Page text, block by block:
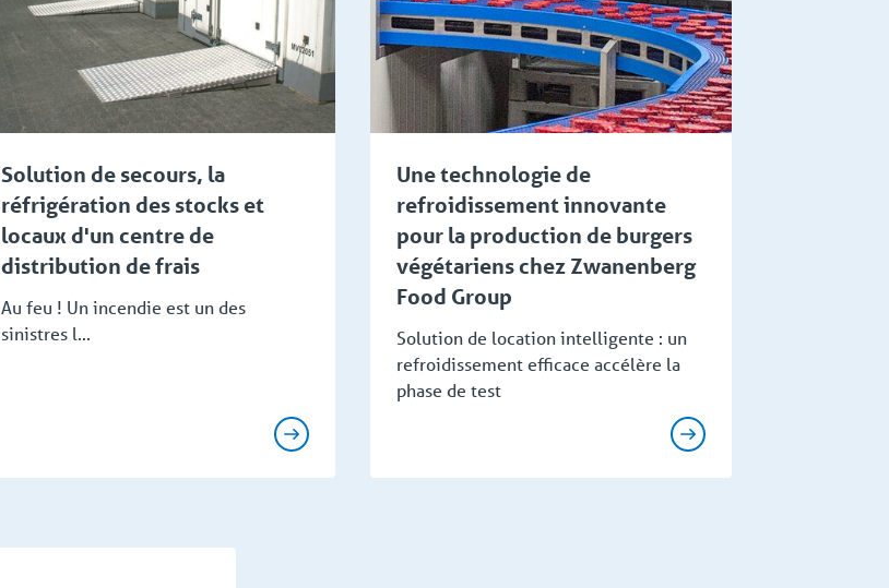
Solution de secours, la
réfrigération des stocks et
locaux d'un centre de
distribution de frais
Au feu ! Un incendie est un des
sinistres l...
Une technologie de
refroidissement innovante
pour la production de burgers
végétariens chez Zwanenberg
Food Group
Solution de location intelligente : un
refroidissement efficace accélère la
phase de test